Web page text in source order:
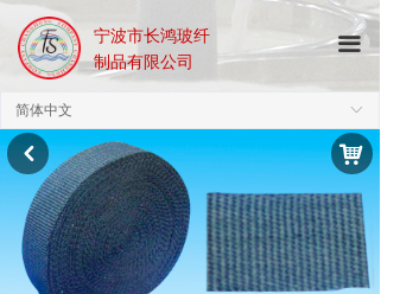
宁波市长鸿玻纤
制品有限公司
끀
ꀅ
简体中文
낙
낒